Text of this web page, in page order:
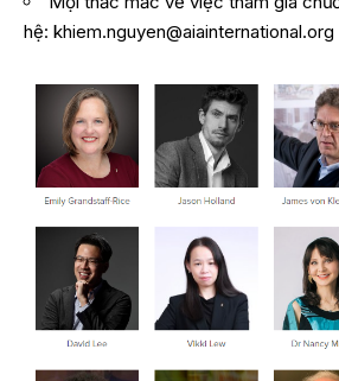
hệ: khiem.nguyen@aiainternational.org